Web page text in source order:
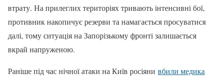
втрату. На прилеглих територіях тривають інтенсивні бої,
противник накопичує резерви та намагається просуватися
далі, тому ситуація на Запорізькому фронті залишається
вкрай напруженою.
Раніше під час нічної атаки на Київ росіяни вбили медика